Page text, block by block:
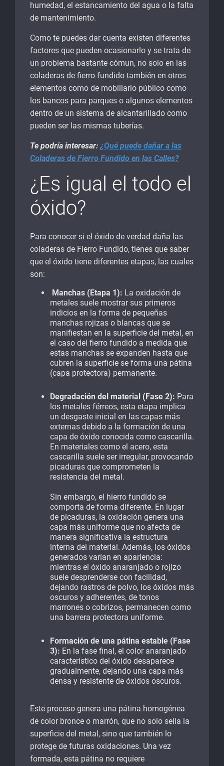
humedad, el estancamiento del agua o la falta
de mantenimiento.
Como te puedes dar cuenta existen diferentes
factores que pueden ocasionarlo y se trata de
un problema bastante cómun, no solo en las
coladeras de fierro fundido también en otros
elementos como de mobiliario público como
los bancos para parques o algunos elementos
dentro de un sistema de alcantarillado como
pueden ser las mismas tuberías.
Te podría interesar: ¿Qué puede dañar a las
Coladeras de Fierro Fundido en las Calles?
¿Es igual el todo el
óxido?
Para conocer si el óxido de verdad daña las
coladeras de Fierro Fundido, tienes que saber
que el óxido tiene diferentes etapas, las cuales
son:
Manchas (Etapa 1): La oxidación de
metales suele mostrar sus primeros
indicios en la forma de pequeñas
manchas rojizas o blancas que se
manifiestan en la superficie del metal, en
el caso del fierro fundido a medida que
estas manchas se expanden hasta que
cubren la superficie se forma una pátina
(capa protectora) permanente.
Degradación del material (Fase 2): Para
los metales férreos, esta etapa implica
un desgaste inicial en las capas más
externas debido a la formación de una
capa de óxido conocida como cascarilla.
En materiales como el acero, esta
cascarilla suele ser irregular, provocando
picaduras que comprometen la
resistencia del metal.
Sin embargo, el hierro fundido se
comporta de forma diferente. En lugar
de picaduras, la oxidación genera una
capa más uniforme que no afecta de
manera significativa la estructura
interna del material. Además, los óxidos
generados varían en apariencia:
mientras el óxido anaranjado o rojizo
suele desprenderse con facilidad,
dejando rastros de polvo, los óxidos más
oscuros y adherentes, de tonos
marrones o cobrizos, permanecen como
una barrera protectora uniforme.
Formación de una pátina estable (Fase
3): En la fase final, el color anaranjado
característico del óxido desaparece
gradualmente, dejando una capa más
densa y resistente de óxidos oscuros.
Este proceso genera una pátina homogénea
de color bronce o marrón, que no solo sella la
superficie del metal, sino que también lo
protege de futuras oxidaciones. Una vez
formada, esta pátina no requiere